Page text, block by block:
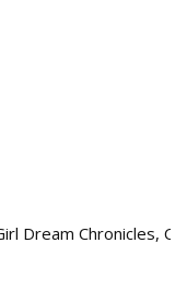
Dream Chronicles,